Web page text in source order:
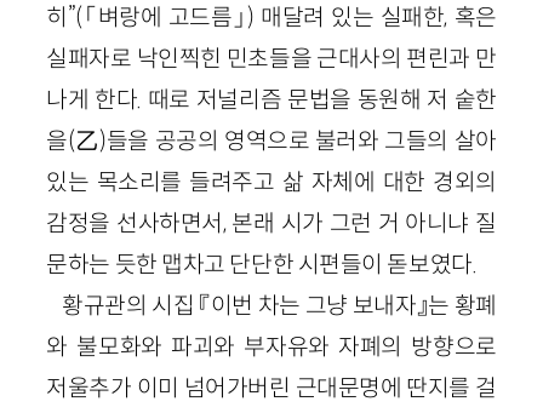
히”(「벼랑에 고드름」) 매달려 있는 실패한, 혹은
실패자로 낙인찍힌 민초들을 근대사의 편린과 만
나게 한다. 때로 저널리즘 문법을 동원해 저 숱한
을(乙)들을 공공의 영역으로 불러와 그들의 살아
있는 목소리를 들려주고 삶 자체에 대한 경외의
감정을 선사하면서, 본래 시가 그런 거 아니냐 질
문하는 듯한 맵차고 단단한 시편들이 돋보였다.
황규관의 시집 『이번 차는 그냥 보내자』는 황폐
와 불모화와 파괴와 부자유와 자폐의 방향으로
저울추가 이미 넘어가버린 근대문명에 딴지를 걸